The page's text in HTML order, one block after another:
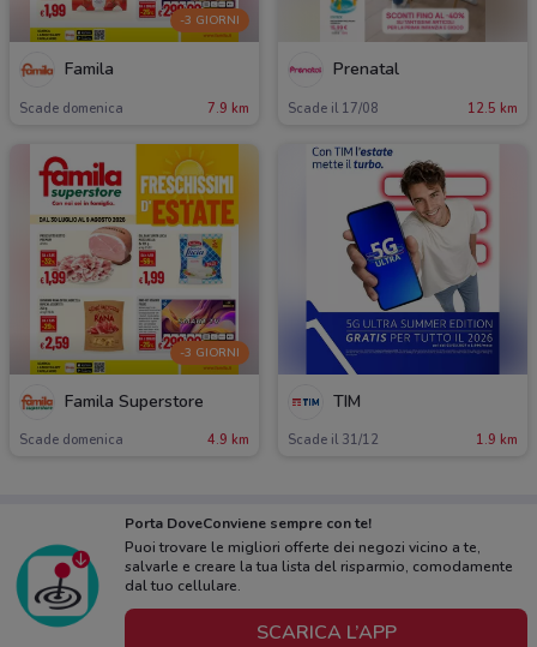
-3 GIORNI
Famila
Scade domenica 7.9 km
Prenatal
Scade il 17/08 12.5 km
-3 GIORNI
Famila Superstore
Scade domenica 4.9 km
TIM
Scade il 31/12 1.9 km
Porta DoveConviene sempre con te!
Puoi trovare le migliori offerte dei negozi vicino a te,
salvarle e creare la tua lista del risparmio, comodamente
dal tuo cellulare.
SCARICA L’APP